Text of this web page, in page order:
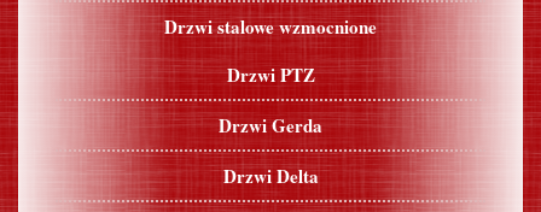
Drzwi stalowe wzmocnione
Drzwi PTZ
Drzwi Gerda
Drzwi Delta